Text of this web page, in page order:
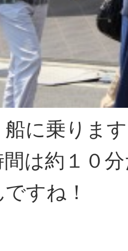
船に乗りま
は約１０
すね！